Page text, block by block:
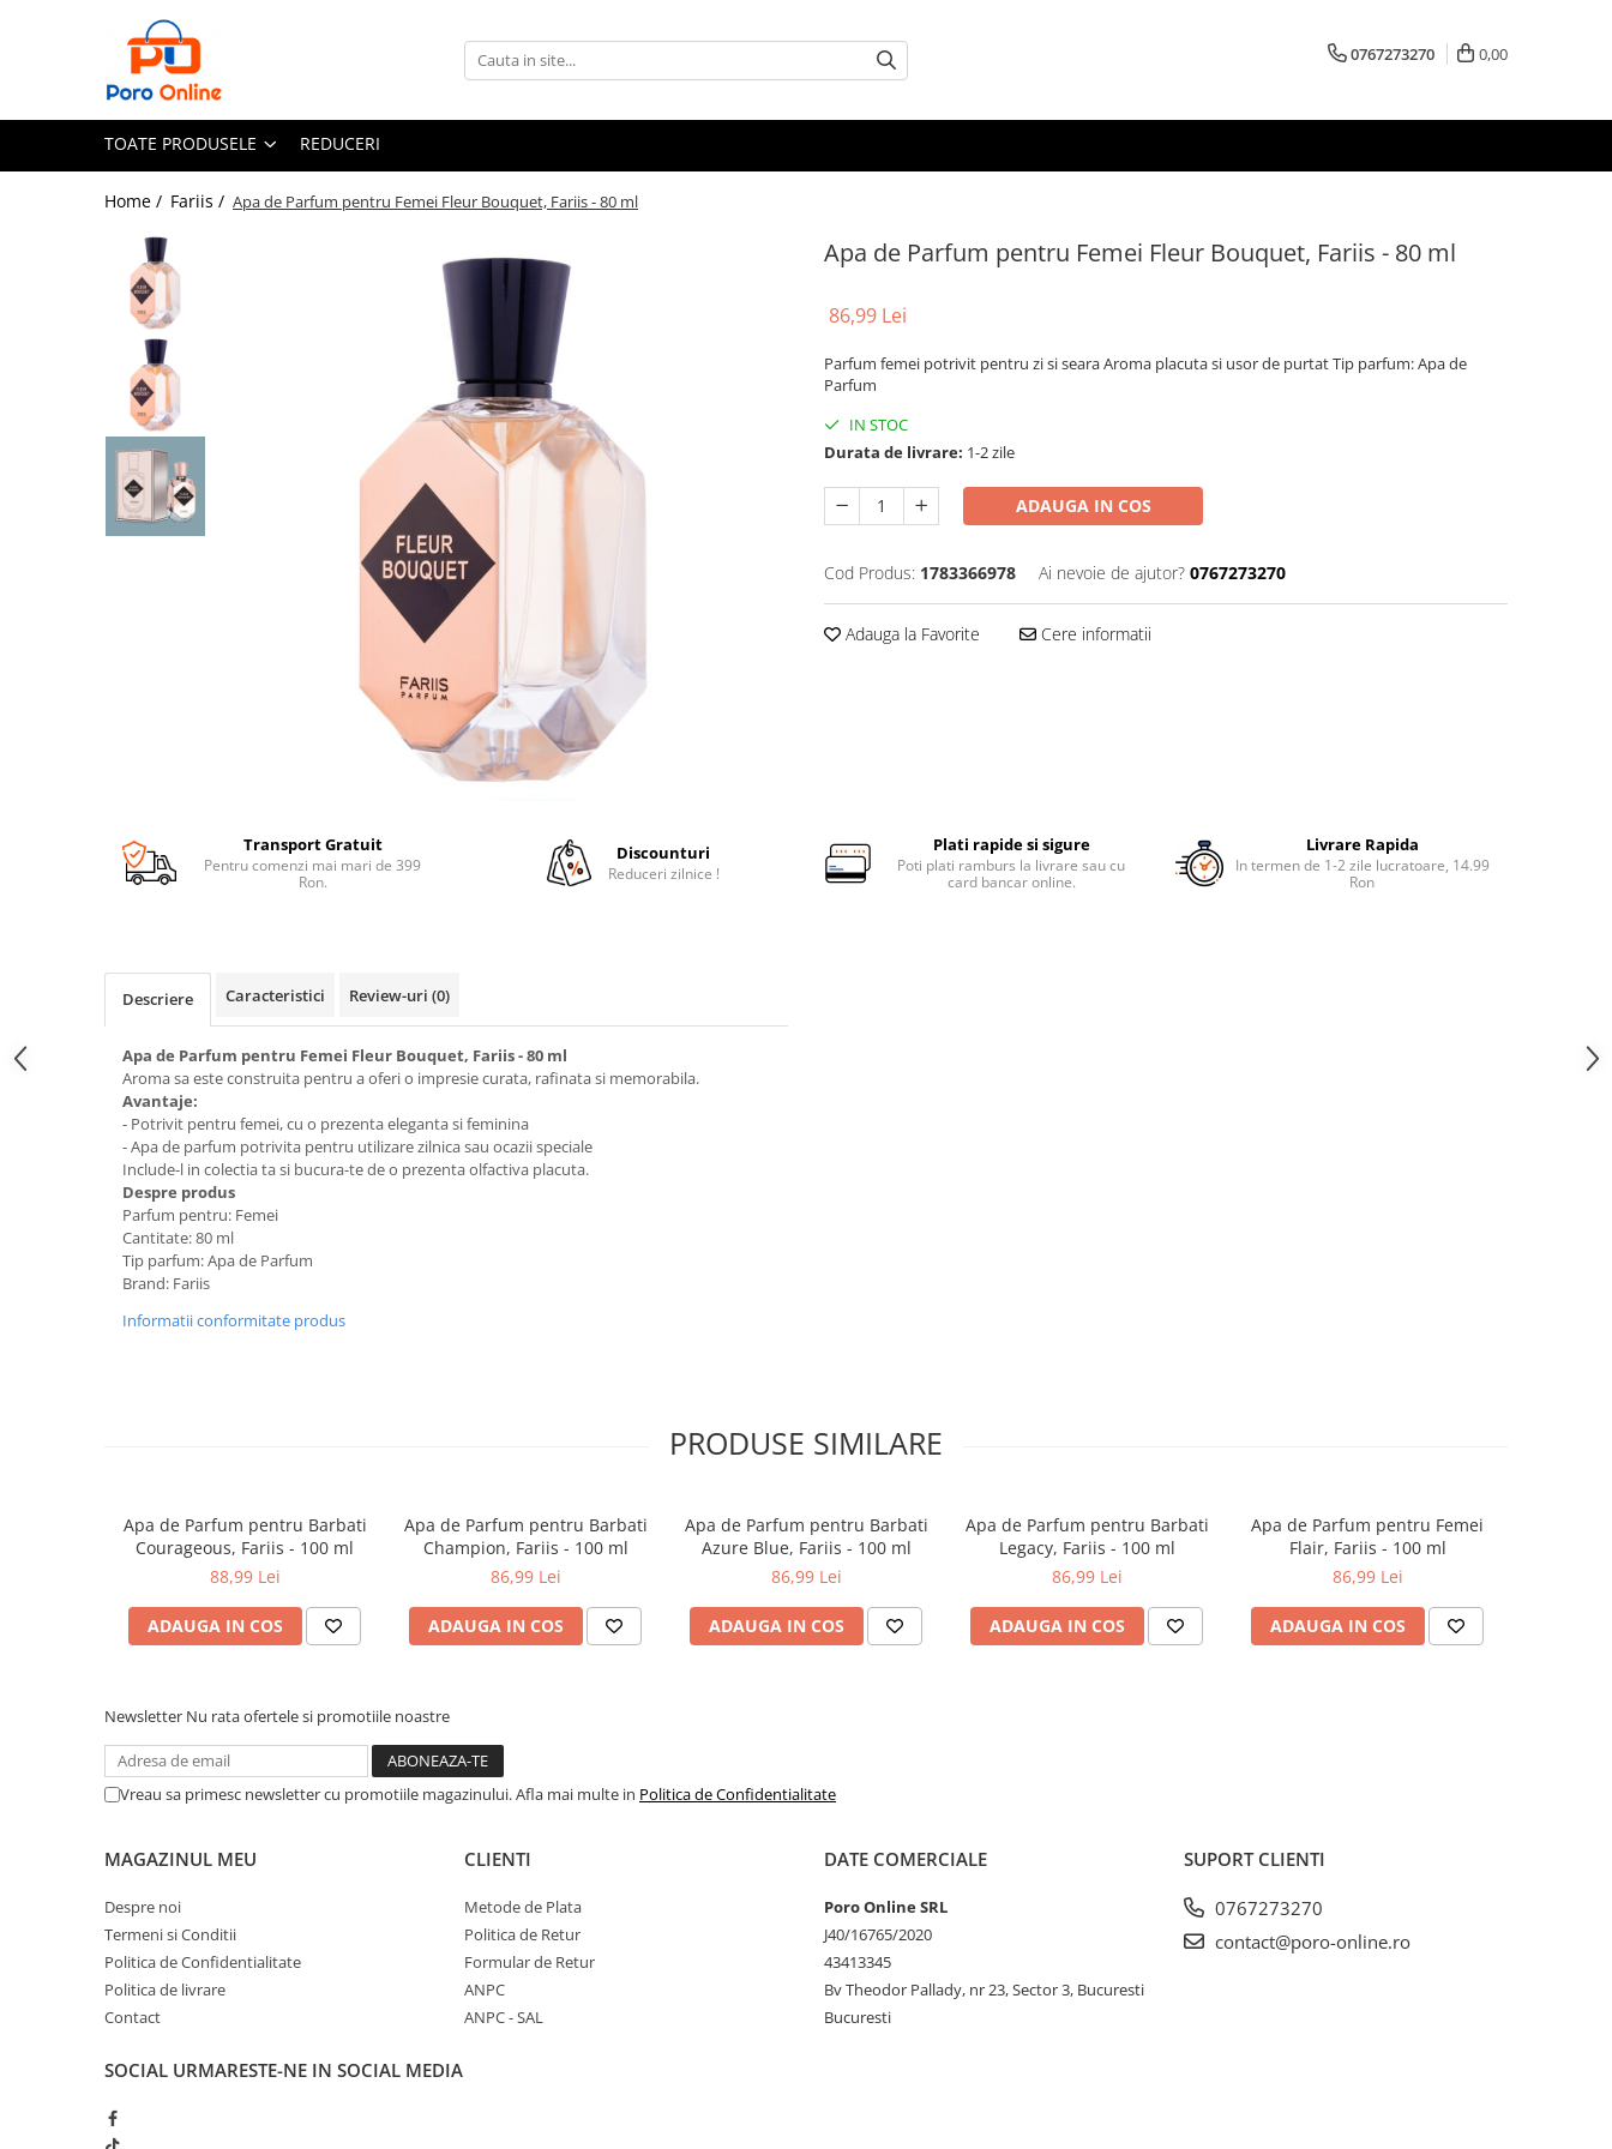
Toate Produsele
Parfum Unisex
Parfumuri Arabesti
Parfum tip fiola
0767273270 0,00
TOATE PRODUSELE REDUCERI
Home / Fariis / Apa de Parfum pentru Femei Fleur Bouquet, Fariis - 80 ml
Apa de Parfum pentru Femei Fleur Bouquet, Fariis - 80 ml
86,99 Lei
Parfum femei potrivit pentru zi si seara Aroma placuta si usor de purtat Tip parfum: Apa de
Parfum
IN STOC
Durata de livrare: 1-2 zile
ADAUGA IN COS
Cod Produs: 1783366978 Ai nevoie de ajutor? 0767273270
Adauga la Favorite Cere informatii
Transport Gratuit
Pentru comenzi mai mari de 399
Ron.
Discounturi
Reduceri zilnice !
Plati rapide si sigure
Poti plati ramburs la livrare sau cu
card bancar online.
Livrare Rapida
In termen de 1-2 zile lucratoare, 14.99
Ron
Descriere Caracteristici Review-uri (0)
Apa de Parfum pentru Femei Fleur Bouquet, Fariis - 80 ml
Aroma sa este construita pentru a oferi o impresie curata, rafinata si memorabila.
Avantaje:
- Potrivit pentru femei, cu o prezenta eleganta si feminina
- Apa de parfum potrivita pentru utilizare zilnica sau ocazii speciale
Include-l in colectia ta si bucura-te de o prezenta olfactiva placuta.
Despre produs
Parfum pentru: Femei
Cantitate: 80 ml
Tip parfum: Apa de Parfum
Brand: Fariis
Informatii conformitate produs
PRODUSE SIMILARE
Apa de Parfum pentru Barbati
Courageous, Fariis - 100 ml
88,99 Lei
ADAUGA IN COS
Apa de Parfum pentru Barbati
Champion, Fariis - 100 ml
86,99 Lei
ADAUGA IN COS
Apa de Parfum pentru Barbati
Azure Blue, Fariis - 100 ml
86,99 Lei
ADAUGA IN COS
Apa de Parfum pentru Barbati
Legacy, Fariis - 100 ml
86,99 Lei
ADAUGA IN COS
Apa de Parfum pentru Femei
Flair, Fariis - 100 ml
86,99 Lei
ADAUGA IN COS
Newsletter Nu rata ofertele si promotiile noastre
Vreau sa primesc newsletter cu promotiile magazinului. Afla mai multe in Politica de Confidentialitate
MAGAZINUL MEU
Despre noi
Termeni si Conditii
Politica de Confidentialitate
Politica de livrare
Contact
CLIENTI
Metode de Plata
Politica de Retur
Formular de Retur
ANPC
ANPC - SAL
DATE COMERCIALE
Poro Online SRL
J40/16765/2020
43413345
Bv Theodor Pallady, nr 23, Sector 3, Bucuresti
Bucuresti
SUPORT CLIENTI
0767273270
contact@poro-online.ro
SOCIAL URMARESTE-NE IN SOCIAL MEDIA